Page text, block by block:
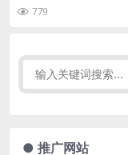
779
● 推广网站